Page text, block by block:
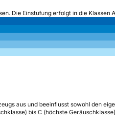
Die Einstufung erfolgt in die Klassen
aus und beeinflusst sowohl den
bis C (höchste